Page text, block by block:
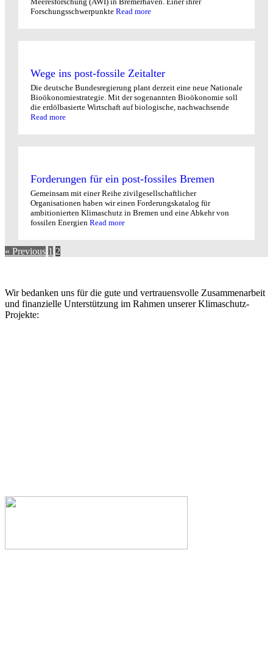
Forschungsschwerpunkte Read more
Wege ins post-fossile Zeitalter
Die deutsche Bundesregierung plant derzeit eine neue Nationale
Bioökonomiestrategie. Mit der sogenannten Bioökonomie soll
die erdölbasierte Wirtschaft auf biologische, nachwachsende
Read more
Forderungen für ein post-fossiles Bremen
Gemeinsam mit einer Reihe zivilgesellschaftlicher
Organisationen haben wir einen Forderungskatalog für
ambitionierten Klimaschutz in Bremen und eine Abkehr von
fossilen Energien Read more
« Previous 1 2
Wir bedanken uns für die gute und vertrauensvolle Zusammenarbeit
und finanzielle Unterstützung im Rahmen unserer Klimaschutz-
Projekte: